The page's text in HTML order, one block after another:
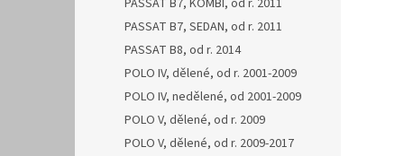
PASSAT B7, KOMBI, od r. 2011
PASSAT B7, SEDAN, od r. 2011
PASSAT B8, od r. 2014
POLO IV, dělené, od r. 2001-2009
POLO IV, nedělené, od 2001-2009
POLO V, dělené, od r. 2009
POLO V, dělené, od r. 2009-2017